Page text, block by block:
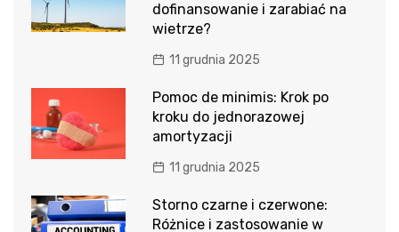
dofinansowanie i zarabiać na
wietrze?
11 grudnia 2025
Pomoc de minimis: Krok po
kroku do jednorazowej
amortyzacji
11 grudnia 2025
Storno czarne i czerwone:
Różnice i zastosowanie w